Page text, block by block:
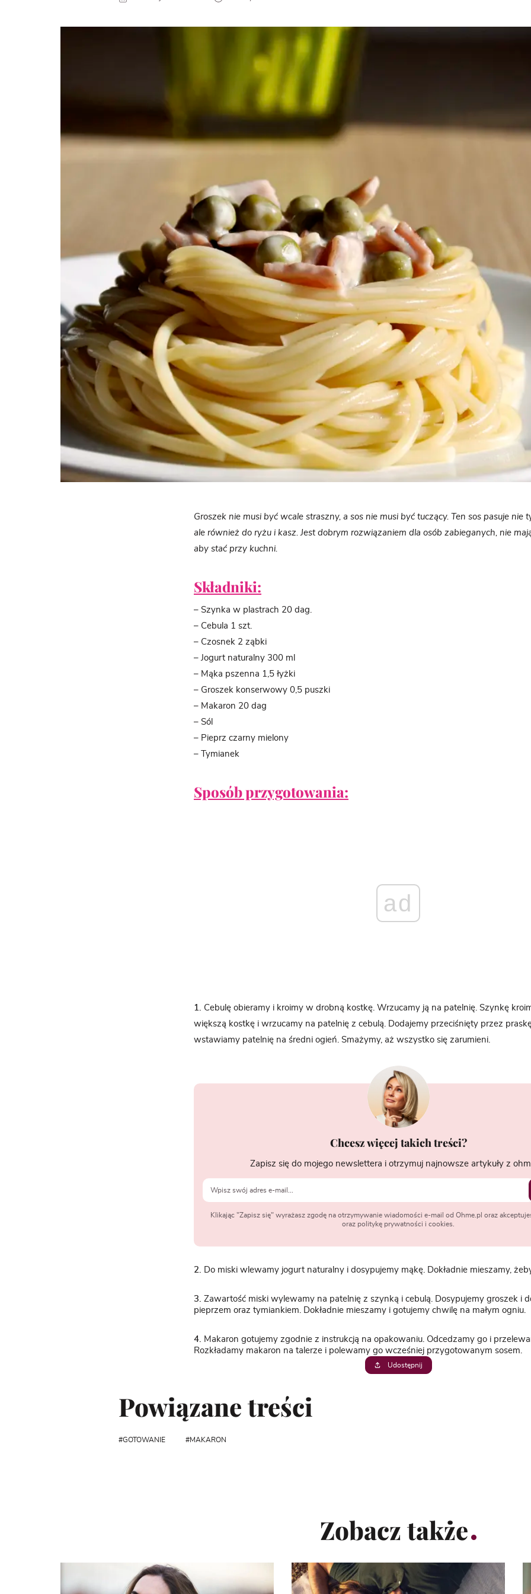
Groszek nie musi być wcale straszny, a sos nie musi być tuczący. Ten sos pasuje nie
ale również do ryżu i kasz. Jest dobrym rozwiązaniem dla osób zabieganych, nie
aby stać przy kuchni.
Składniki:
– Szynka w plastrach 20 dag.
– Cebula 1 szt.
– Czosnek 2 ząbki
– Jogurt naturalny 300 ml
– Mąka pszenna 1,5 łyżki
– Groszek konserwowy 0,5 puszki
– Makaron 20 dag
– Sól
– Pieprz czarny mielony
– Tymianek
Sposób przygotowania:
ad
1.
Cebulę obieramy i kroimy w drobną kostkę. Wrzucamy ją na patelnię. Szynkę
większą kostkę i wrzucamy na patelnię z cebulą. Dodajemy przeciśnięty przez
wstawiamy patelnię na średni ogień. Smażymy, aż wszystko się zarumieni.
Chcesz więcej takich treści?
Zapisz się do mojego newslettera i otrzymuj najnowsze artykuły z
Klikając "Zapisz się" wyrażasz zgodę na otrzymywanie wiadomości e-mail od Ohme.pl oraz
oraz politykę prywatności i cookies.
2. Do miski wlewamy jogurt naturalny i dosypujemy mąkę. Dokładnie mieszamy,
3. Zawartość miski wylewamy na patelnię z szynką i cebulą. Dosypujemy groszek i
pieprzem oraz tymiankiem. Dokładnie mieszamy i gotujemy chwilę na małym ogniu.
4. Makaron gotujemy zgodnie z instrukcją na opakowaniu. Odcedzamy go i
Rozkładamy makaron na talerze i polewamy go wcześniej przygotowanym sosem.
Udostępnij
Powiązane treści
GOTOWANIE MAKARON
Zobacz także